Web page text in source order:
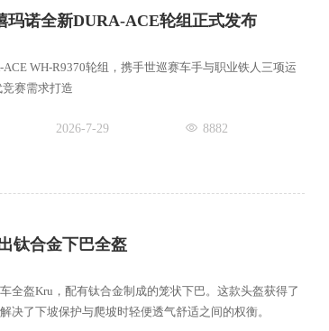
玛诺全新DURA-ACE轮组正式发布
WH-R9370轮组，携手世巡赛车手与职业铁人三项运
赛需求打造
2026-7-29 8882
钛合金下巴全盔
全盔Kru，配有钛合金制成的笼状下巴。这款头盔获得了
决了下坡保护与爬坡时轻便透气舒适之间的权衡。